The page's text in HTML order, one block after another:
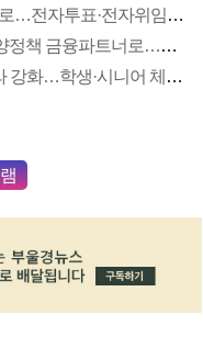
한국예탁결제원- 주주의결권 모바일로…전자투표·전자위임장으로 주총 참여 활성화
BNK금융그룹- ‘해수부 부산시대’ 해양정책 금융파트너로…지역 미래성장 동력 지원
한국거래소- CCP 등 부산 금융인프라 강화…학생·시니어 체험형 금융 교육도